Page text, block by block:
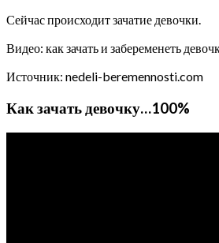
Сейчас происходит зачатие девочки.
Видео: как зачать и забеременеть
Источник: nedeli-beremennosti.com
Как зачать девочку…100%